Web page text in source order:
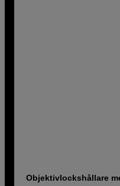
Objektivlockshållare